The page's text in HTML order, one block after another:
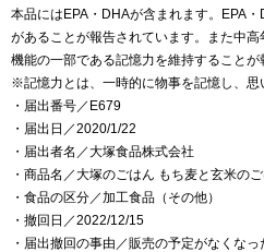
本品にはEPA・DHAが含まれます。EPA
があることが報告されています。また中
機能の一部である記憶力を維持することが
※記憶力とは、一時的に物事を記憶し、思
・届出番号／E679
・届出日／2020/1/22
・届出者名／大塚食品株式会社
・商品名／大塚のごはん もち麦と玄米の
・食品の区分／加工食品（その他）
・撤回日／2022/12/15
・届出撤回の事由／販売の予定がなくなっ